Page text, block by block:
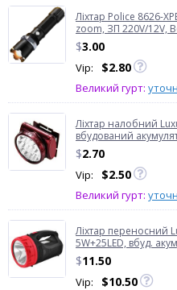
Ліхтар Police 8626-
zoom, ЗП 220V/12V,
$3.00
Vip: $2.80
Великий гурт:
Ліхтар налобний
вбудований
$2.70
Vip: $2.50
Великий гурт:
Ліхтар переносний
5W+25LED, вбуд.
$11.50
Vip: $10.50